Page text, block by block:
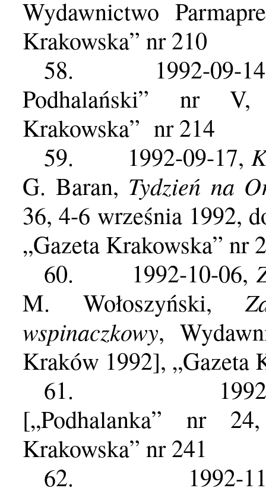
Wydawnictwo
Krakowska” nr 210
58.
1992-09-
Podhalański” nr V,
Krakowska” nr 214
59.
1992-09-17,
G. Baran, Tydzień na
36, 4-6 września 1992,
„Gazeta Krakowska” nr
60.
1992-10-06,
M. Wołoszyński,
wspinaczkowy,
Kraków 1992], „Gazeta
61.
[„Podhalanka” nr
Krakowska” nr 241
62.
1992-